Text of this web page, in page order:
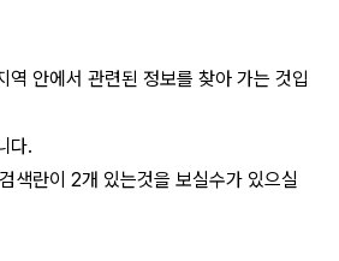
역 안에서 관련된 정보를 찾아 가는 것입
다.
색란이 2개 있는것을 보실수가 있으실